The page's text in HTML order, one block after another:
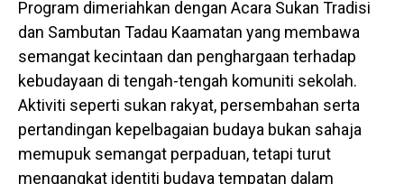
Program dimeriahkan dengan Acara Sukan Tradisi
dan Sambutan Tadau Kaamatan yang membawa
semangat kecintaan dan penghargaan terhadap
kebudayaan di tengah-tengah komuniti sekolah.
Aktiviti seperti sukan rakyat, persembahan serta
pertandingan kepelbagaian budaya bukan sahaja
memupuk semangat perpaduan, tetapi turut
mengangkat identiti budaya tempatan dalam